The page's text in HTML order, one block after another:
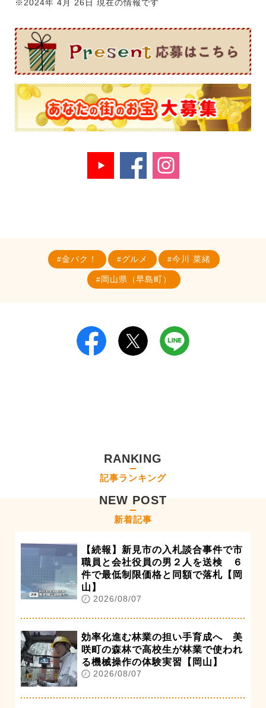
※2024年 4月 26日 現在の情報です
金バク！ グルメ 今川 菜緒
岡山県（早島町）
RANKING
記事ランキング
NEW POST
新着記事
【続報】新見市の入札談合事件で市
職員と会社役員の男２人を送検 ６
件で最低制限価格と同額で落札【岡
山】
2026/08/07
効率化進む林業の担い手育成へ 美
咲町の森林で高校生が林業で使われ
る機械操作の体験実習【岡山】
2026/08/07